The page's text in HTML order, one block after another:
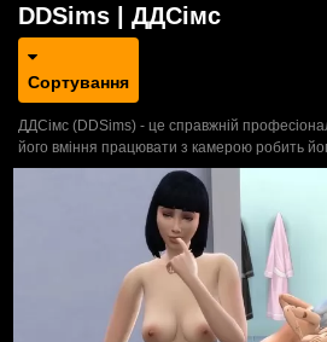
DDSims | ДДСімс
Сортування
ДДСімс (DDSims) - це справжній професіонал
його вміння працювати з камерою робить